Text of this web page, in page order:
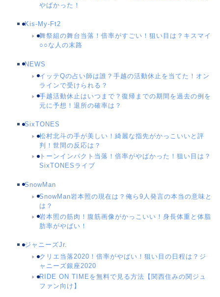
やばかった！
Kis-My-Ft2
舞祭組の舞台当落！倍率がすごい！狙い目は？キスマイ
○○な人の末路
NEWS
イッテQの占い師は誰？手越の活動休止を当てた！オン
ラインで受けられる？
手越活動休止はいつまで？復帰までの期間を過去の例を
元に予想！退所の確率は？
SixTONES
松村北斗の手が美しい！綺麗な指先がかっこいいと評
判！世間の反応は？
トーンインパクト当落！倍率がやばかった！狙い目は？
SixTONESライブ
SnowMan
SnowMan岩本照の現在は？俺ら9人発言の本当の意味と
は？
岩本照の筋肉！腹筋画像がかっこいい！身長体重と体脂
肪率がやばい！
ジャニーズJr.
クリエ当落2020！倍率がやばい！狙い目の日程は？ジ
ャニーズ銀座2020
RIDE ON TIMEを無料で見る方法【関西住みの関ジュ
ファン向け】